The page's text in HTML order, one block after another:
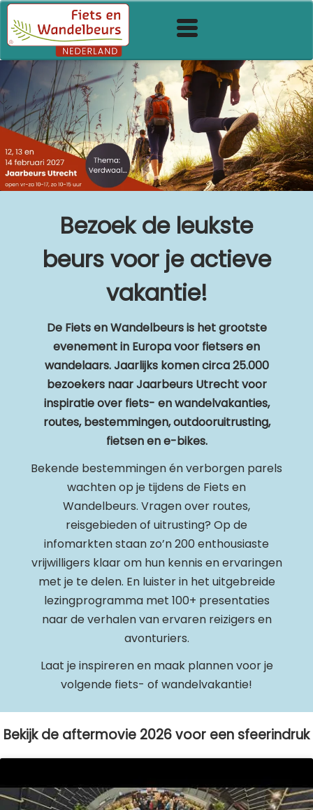
Bezoek de leukste
beurs voor je actieve
vakantie!
De Fiets en Wandelbeurs is het grootste
evenement in Europa voor fietsers en
wandelaars. Jaarlijks komen circa 25.000
bezoekers naar Jaarbeurs Utrecht voor
inspiratie over fiets- en wandelvakanties,
routes, bestemmingen, outdooruitrusting,
fietsen en e-bikes.
Bekende bestemmingen én verborgen parels
wachten op je tijdens de Fiets en
Wandelbeurs. Vragen over routes,
reisgebieden of uitrusting? Op de
infomarkten staan zo’n 200 enthousiaste
vrijwilligers klaar om hun kennis en ervaringen
met je te delen. En luister in het uitgebreide
lezingprogramma met 100+ presentaties
naar de verhalen van ervaren reizigers en
avonturiers.
Laat je inspireren en maak plannen voor je
volgende fiets- of wandelvakantie!
Bekijk de aftermovie 2026 voor een sfeerindruk